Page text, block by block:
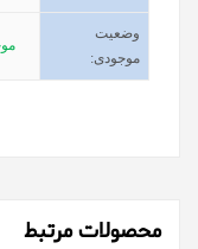
وضعیت
موجودی:
محصولات مرتبط